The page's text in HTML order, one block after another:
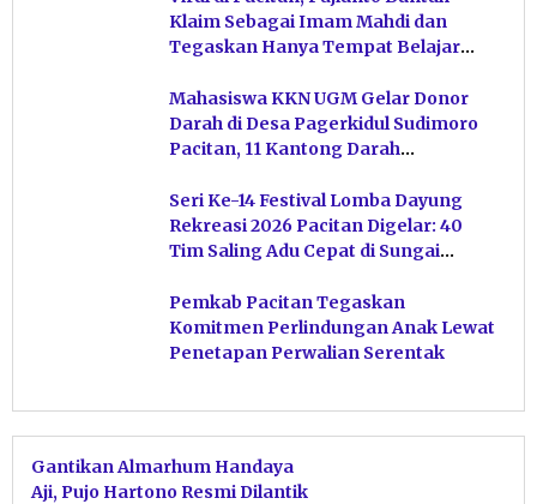
Klaim Sebagai Imam Mahdi dan
Tegaskan Hanya Tempat Belajar
Mahasiswa KKN UGM Gelar Donor
Darah di Desa Pagerkidul Sudimoro
Pacitan, 11 Kantong Darah
Seri Ke-14 Festival Lomba Dayung
Rekreasi 2026 Pacitan Digelar: 40
Tim Saling Adu Cepat di Sungai
Pemkab Pacitan Tegaskan
Komitmen Perlindungan Anak Lewat
Penetapan Perwalian Serentak
Gantikan Almarhum Handaya
Aji, Pujo Hartono Resmi Dilantik